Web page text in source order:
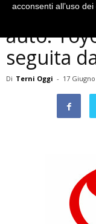
La top
auto:
seguita
Di Terni Oggi - 17
acconsenti all’uso dei